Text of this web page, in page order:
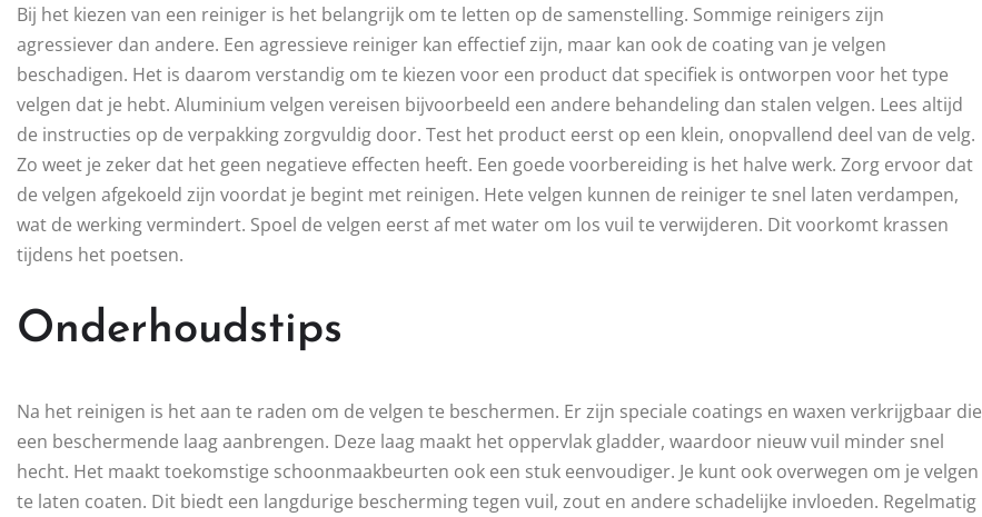
Bij het kiezen van een reiniger is het belangrijk om te letten op de samenstelling. Sommige reinigers zijn
agressiever dan andere. Een agressieve reiniger kan effectief zijn, maar kan ook de coating van je velgen
beschadigen. Het is daarom verstandig om te kiezen voor een product dat specifiek is ontworpen voor het type
velgen dat je hebt. Aluminium velgen vereisen bijvoorbeeld een andere behandeling dan stalen velgen. Lees altijd
de instructies op de verpakking zorgvuldig door. Test het product eerst op een klein, onopvallend deel van de velg.
Zo weet je zeker dat het geen negatieve effecten heeft. Een goede voorbereiding is het halve werk. Zorg ervoor dat
de velgen afgekoeld zijn voordat je begint met reinigen. Hete velgen kunnen de reiniger te snel laten verdampen,
wat de werking vermindert. Spoel de velgen eerst af met water om los vuil te verwijderen. Dit voorkomt krassen
tijdens het poetsen.
Onderhoudstips
Na het reinigen is het aan te raden om de velgen te beschermen. Er zijn speciale coatings en waxen verkrijgbaar die
een beschermende laag aanbrengen. Deze laag maakt het oppervlak gladder, waardoor nieuw vuil minder snel
hecht. Het maakt toekomstige schoonmaakbeurten ook een stuk eenvoudiger. Je kunt ook overwegen om je velgen
te laten coaten. Dit biedt een langdurige bescherming tegen vuil, zout en andere schadelijke invloeden. Regelmatig